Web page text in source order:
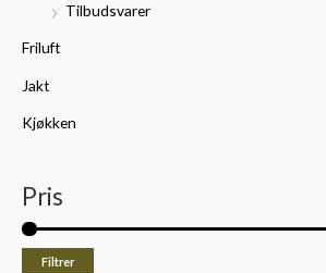
Tilbudsvarer
Friluft
Jakt
Kjøkken
Pris
Filtrer